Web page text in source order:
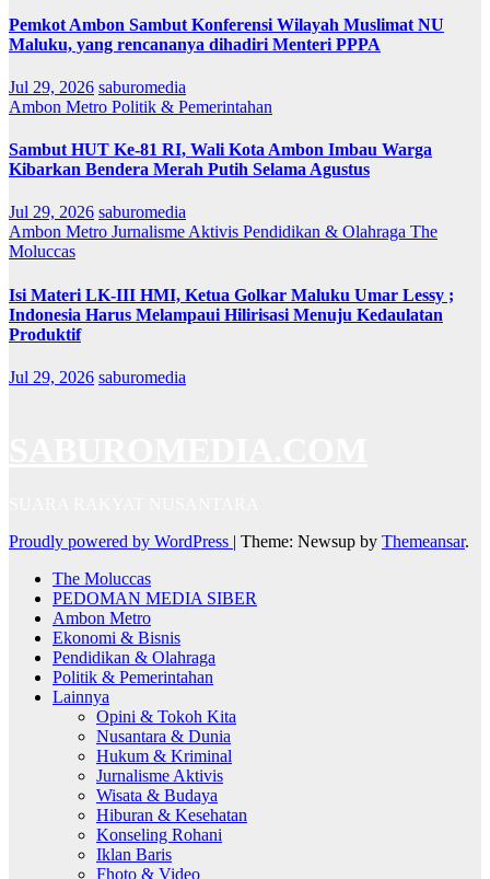
Pemkot Ambon Sambut Konferensi Wilayah Muslimat NU
Maluku, yang rencananya dihadiri Menteri PPPA
Jul 29, 2026 saburomedia
Ambon Metro Politik & Pemerintahan
Sambut HUT Ke-81 RI, Wali Kota Ambon Imbau Warga
Kibarkan Bendera Merah Putih Selama Agustus
Jul 29, 2026 saburomedia
Ambon Metro Jurnalisme Aktivis Pendidikan & Olahraga The
Moluccas
Isi Materi LK-III HMI, Ketua Golkar Maluku Umar Lessy ;
Indonesia Harus Melampaui Hilirisasi Menuju Kedaulatan
Produktif
Jul 29, 2026 saburomedia
Proudly powered by WordPress | Theme: Newsup by Themeansar.
The Moluccas
PEDOMAN MEDIA SIBER
Ambon Metro
Ekonomi & Bisnis
Pendidikan & Olahraga
Politik & Pemerintahan
Lainnya
Opini & Tokoh Kita
Nusantara & Dunia
Hukum & Kriminal
Jurnalisme Aktivis
Wisata & Budaya
Hiburan & Kesehatan
Konseling Rohani
Iklan Baris
Fhoto & Video